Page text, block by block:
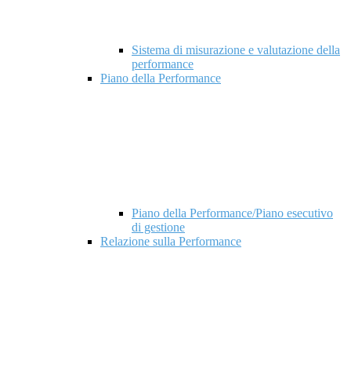
Sistema di misurazione e valutazione della
performance
Piano della Performance
Piano della Performance/Piano esecutivo
di gestione
Relazione sulla Performance